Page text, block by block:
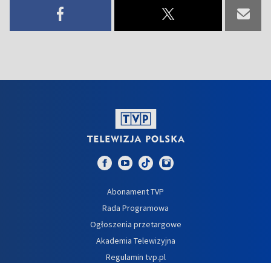
Abonament TVP
Rada Programowa
Ogłoszenia przetargowe
Akademia Telewizyjna
Regulamin tvp.pl